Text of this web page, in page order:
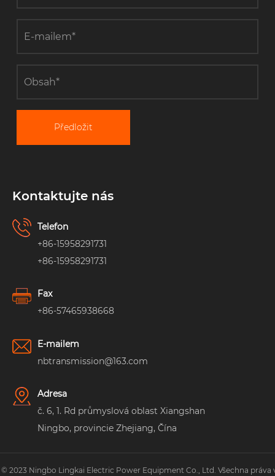
Předložit
Kontaktujte nás
Telefon
+86-15958291731
+86-15958291731
Fax
+86-57465938668
E-mailem
nbtransmission@163.com
Adresa
č. 6, 1. Rd průmyslová oblast Xiangshan
Ningbo, provincie Zhejiang, Čína
2023 Ningbo Lingkai Electric Power Equipment Co., Ltd. Všechna práva